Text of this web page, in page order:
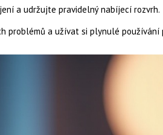
a udržujte pravidelný nabíjecí rozvrh.
problémů a užívat si plynulé používání